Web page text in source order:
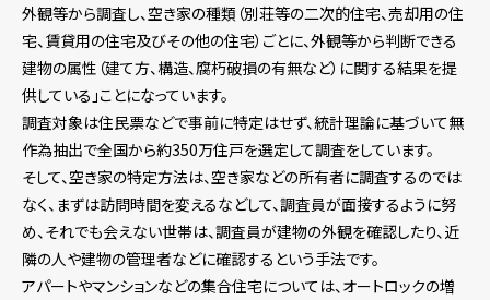
外観等から調査し、空き家の種類（別荘等の二次的住宅、売却用の住
宅、賃貸用の住宅及びその他の住宅）ごとに、外観等から判断できる
建物の属性（建て方、構造、腐朽破損の有無など）に関する結果を提
供している」ことになっています。
調査対象は住民票などで事前に特定はせず、統計理論に基づいて無
作為抽出で全国から約350万住戸を選定して調査をしています。
そして、空き家の特定方法は、空き家などの所有者に調査するのでは
なく、まずは訪問時間を変えるなどして、調査員が面接するように努
め、それでも会えない世帯は、調査員が建物の外観を確認したり、近
隣の人や建物の管理者などに確認するという手法です。
アパートやマンションなどの集合住宅については、オートロックの増